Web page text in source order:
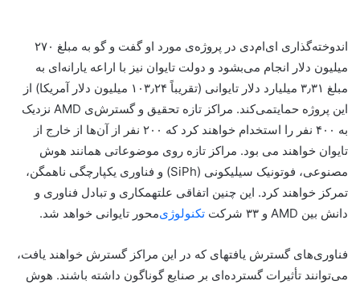
اندوخته‌گذاری ای‌ام‌دی در پروژه‌ی مورد او گفت و گو به مبلغ ۲۷۰
میلیون دلار انجام می‌بشود و دولت تایوان نیز با اراعه یارانه‌ای به
مبلغ ۳٫۳۱ میلیارد دلار تایوانی (تقریباً ۱۰۳٫۲۴ میلیون دلار آمریکا) از
این پروژه حمایتمی‌کند. مراکز تازه تحقیق و گسترش‌ی AMD نزدیک
به ۴۰۰ نفر را استخدام خواهند کرد که ۲۰۰ نفر از آن‌ها از خارج از
تایوان خواهند می بود. مراکز تازه روی موضوعاتی همانند هوش
مصنوعی، فوتونیک سیلیکونی (SiPh) و فناوری یکپارچگی ناهمگن،
تمرکز خواهند کرد. این چنین اتفاقی علتهمکاری و تبادل فناوری و
دانش بین AMD و ۳۳ شرکت
تکنولوژی‌محور تایوانی خواهد شد.
فناوری‌های گسترش یافتهای که در این مراکز گسترش خواهند یافت،
می‌توانند تأثیرات گسترده‌ای بر صنایع گوناگون داشته باشند. هوش